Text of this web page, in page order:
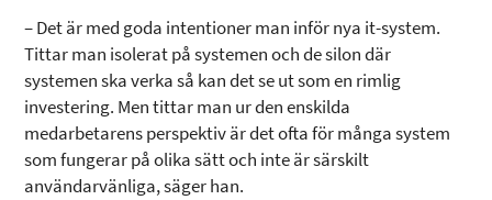
– Det är med goda intentioner man inför nya it-system.
Tittar man isolerat på systemen och de silon där
systemen ska verka så kan det se ut som en rimlig
investering. Men tittar man ur den enskilda
medarbetarens perspektiv är det ofta för många system
som fungerar på olika sätt och inte är särskilt
användarvänliga, säger han.